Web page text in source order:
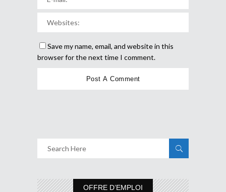
Save my name, email, and website in this
browser for the next time I comment.
OFFRE D’EMPLOI